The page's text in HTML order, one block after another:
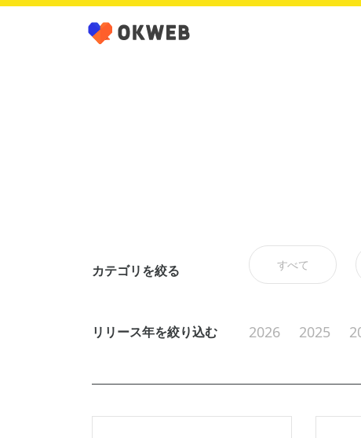
カテゴリを絞る すべて
リリース年を絞り込む 2026 2025